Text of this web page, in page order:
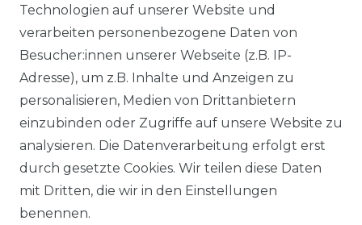
DATENSCHUTZERKÄRUNG
WIDERRUFSRECHT
KONTAKT
Technologien auf unserer Website und
verarbeiten personenbezogene Daten von
Besucher:innen unserer Webseite (z.B. IP-
Adresse), um z.B. Inhalte und Anzeigen zu
personalisieren, Medien von Drittanbietern
einzubinden oder Zugriffe auf unsere Website zu
analysieren. Die Datenverarbeitung erfolgt erst
durch gesetzte Cookies. Wir teilen diese Daten
mit Dritten, die wir in den Einstellungen
benennen.